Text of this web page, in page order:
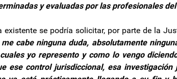
y evaluadas por las profesionales del
se podría solicitar, por parte de la
me cabe ninguna duda, absolutamente
yo represento y como lo vengo
ese control jurisdiccional, esa investigación